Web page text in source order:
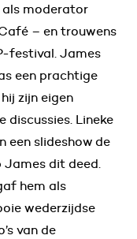
als moderator
– en trouwens
festival. James
een prachtige
zijn eigen
discussies. Lineke
een slideshow de
dit deed.
hem als
wederzijdse
van de